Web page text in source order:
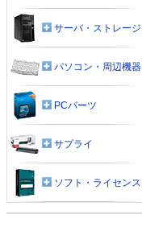
サーバ・ストレージ
パソコン・周辺機器
PCパーツ
サプライ
ソフト・ライセンス